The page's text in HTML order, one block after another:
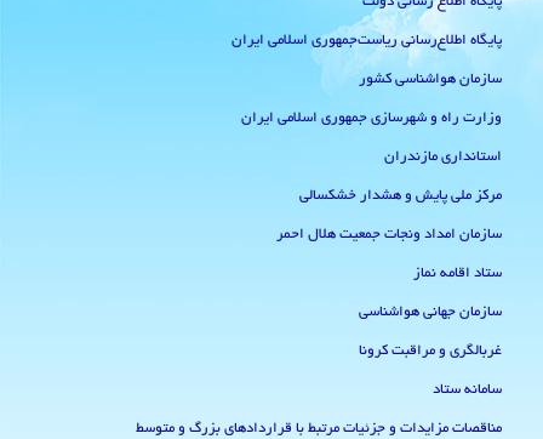
پایگاه اطلاع‌رسانی ریاست‌جمهوری اسلامی ایران
سازمان هواشناسی کشور
وزارت راه و شهرسازی جمهوری اسلامی ایران
استانداری مازندران
مرکز ملی پایش و هشدار خشکسالی
سازمان امداد ونجات جمعیت هلال احمر
ستاد اقامه نماز
سازمان جهانی هواشناسی
غربالگری و مراقبت کرونا
سامانه ستاد
مناقصات مزایدات و جزئیات مرتبط با قراردادهای بزرگ و متوسط